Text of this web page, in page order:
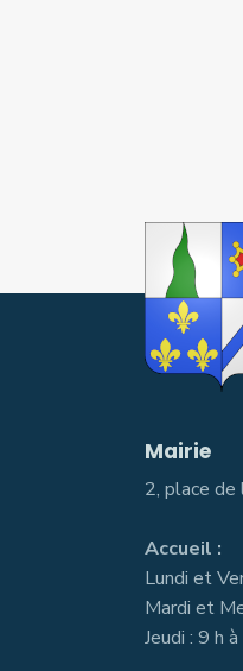
Mairie
2, place
Accueil :
Lundi et
Mardi et
Jeudi : 9 h